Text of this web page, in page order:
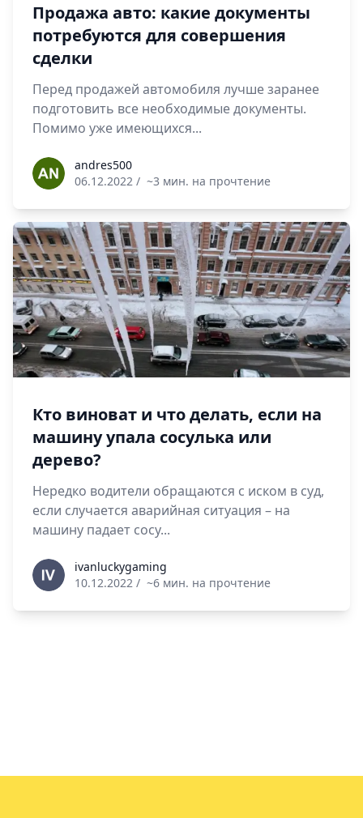
Продажа авто: какие документы
потребуются для совершения
сделки
Перед продажей автомобиля лучше заранее
подготовить все необходимые документы.
Помимо уже имеющихся...
andres500andres500
06.12.2022 / ~3 мин. на прочтение
Кто виноват и что делать, если на
машину упала сосулька или
дерево?
Нередко водители обращаются с иском в суд,
если случается аварийная ситуация – на
машину падает сосу...
ivanluckygaming
ivanluckygaming
10.12.2022 / ~6 мин. на прочтение